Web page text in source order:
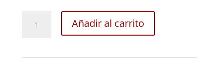
blanco
Añadir al carrito